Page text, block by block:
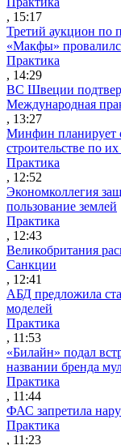
, 15:17
Третий аукцион по
«Макфы»
Практика
, 14:29
ВС Швеции
Международная
, 13:27
Минфин планирует
строительстве по
Практика
, 12:52
Экономколлегия
пользование землей
Практика
, 12:43
Великобритания
Санкции
, 12:41
АБД предложила
моделей
Практика
, 11:53
«Билайн» подал
названии бренда
Практика
, 11:44
ФАС запретила
Практика
, 11:23